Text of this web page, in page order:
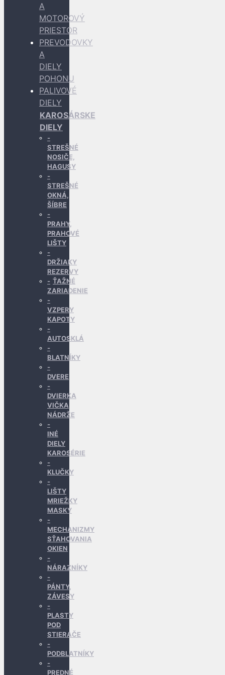
A
MOTOROVÝ
PRIESTOR
PREVODOVKY
A
DIELY
POHONU
PALIVOVÉ
DIELY
KAROSÁRSKE
DIELY
STREŠNÉ
NOSIČE,
HAGUSY
STREŠNÉ
OKNÁ,
ŠÍBRE
PRAHY,
PRAHOVÉ
LIŠTY
DRŽIAKY
REZERVY
ŤAŽNÉ
ZARIADENIE
VZPERY
KAPOTY
AUTOSKLÁ
BLATNÍKY
DVERE
DVIERKA
VIČKA
NÁDRŽE
INÉ
DIELY
KAROSÉRIE
KLUČKY
LIŠTY
MRIEŽKY
MASKY
MECHANIZMY
SŤAHOVANIA
OKIEN
NÁRAZNÍKY
PÁNTY,
ZÁVESY
PLASTY
POD
STIERAČE
PODBLATNÍKY
PREDNÉ